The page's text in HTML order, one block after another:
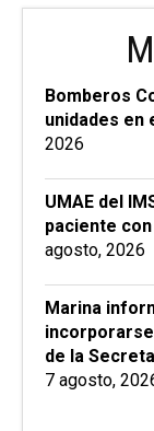
Bomberos
unidades en
2026
UMAE del
paciente
agosto, 2026
Marina
de la
7 agosto,